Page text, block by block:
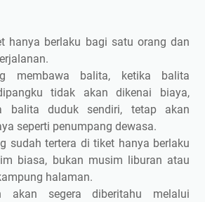
hanya berlaku bagi satu orang dan
membawa balita, ketika balita
tidak akan dikenai biaya,
balita duduk sendiri, tetap akan
seperti penumpang dewasa.
sudah tertera di tiket hanya berlaku
biasa, bukan musim liburan atau
halaman.
akan segera diberitahu melalui